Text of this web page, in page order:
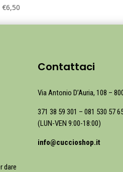
€6,50
dare
Contattaci
Via Antonio D’Auria, 108 –
371 38 59 301 – 081 530 57
(LUN-VEN 9:00-18:00)
info@cuccioshop.it